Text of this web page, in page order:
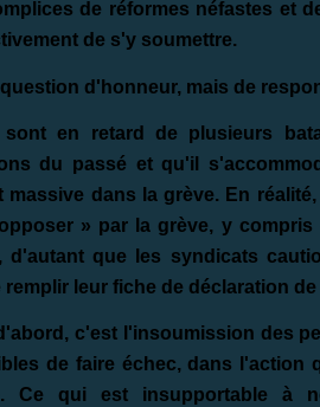
de réformes néfastes et
de s'y soumettre.
d'honneur, mais de
sont en retard de plusieurs
du passé et qu'il
massive dans la grève. En
» par la grève, y compris
d'autant que les syndicats
leur fiche de déclaration
c'est l'insoumission des
de faire échec, dans l'action
Ce qui est insupportable à